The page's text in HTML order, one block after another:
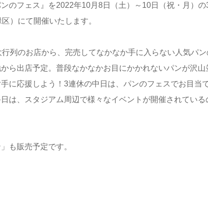
のフェス』を2022年10月8日（土）～10日（祝・月）の
）にて開催いたします。
列のお店から、完売してなかなか手に入らない人気パン
ら出店予定。普段なかなかお目にかかれないパンが沢山
に応援しよう！3連休の中日は、パンのフェスでお目当
は、スタジアム周辺で様々なイベントが開催されている
も販売予定です。